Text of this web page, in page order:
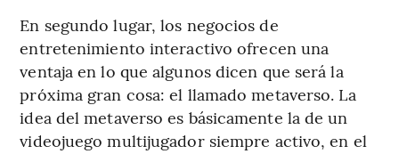
En segundo lugar, los negocios de
entretenimiento interactivo ofrecen una
ventaja en lo que algunos dicen que será la
próxima gran cosa: el llamado metaverso. La
idea del metaverso es básicamente la de un
videojuego multijugador siempre activo, en el